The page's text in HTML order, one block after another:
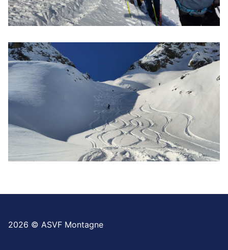
2026 © ASVF Montagne